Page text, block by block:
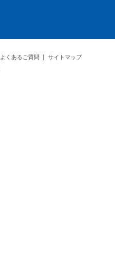
よくあるご質問
サイトマップ